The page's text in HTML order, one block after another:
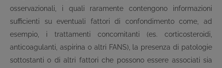
osservazionali, i quali raramente contengono informazioni
sufficienti su eventuali fattori di confondimento come, ad
esempio, i trattamenti concomitanti (es. corticosteroidi,
anticoagulanti, aspirina o altri FANS), la presenza di patologie
sottostanti o di altri fattori che possono essere associati sia